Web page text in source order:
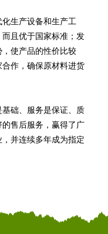
生产设备和生产工
且优于国家标准；发
使产品的性价比较
作，确保原材料进货
础、服务是保证、质
售后服务，赢得了广
并连续多年成为指定